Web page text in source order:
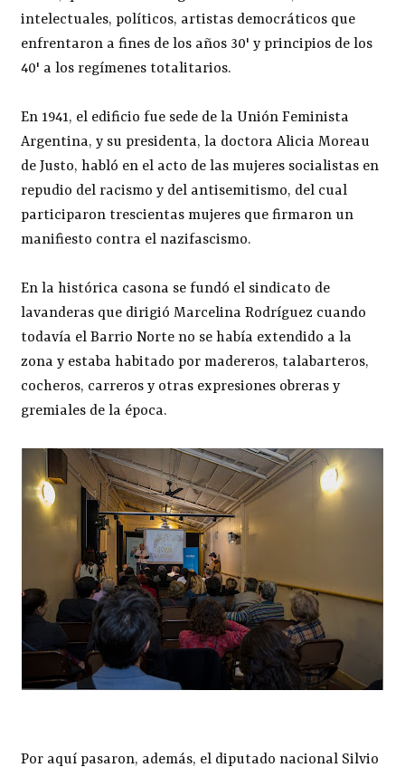
intelectuales, políticos, artistas democráticos que
enfrentaron a fines de los años 30' y principios de los
40' a los regímenes totalitarios.
En 1941, el edificio fue sede de la Unión Feminista
Argentina, y su presidenta, la doctora Alicia Moreau
de Justo, habló en el acto de las mujeres socialistas en
repudio del racismo y del antisemitismo, del cual
participaron trescientas mujeres que firmaron un
manifiesto contra el nazifascismo.
En la histórica casona se fundó el sindicato de
lavanderas que dirigió Marcelina Rodríguez cuando
todavía el Barrio Norte no se había extendido a la
zona y estaba habitado por madereros, talabarteros,
cocheros, carreros y otras expresiones obreras y
gremiales de la época.
Por aquí pasaron, además, el diputado nacional Silvio